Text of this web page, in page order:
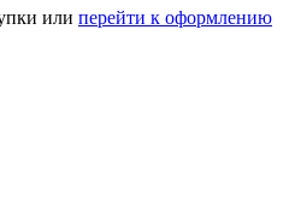
или перейти к оформлению